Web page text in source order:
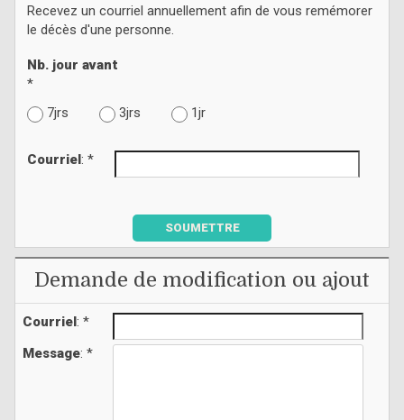
Recevez un courriel annuellement afin de vous remémorer
le décès d'une personne.
Nb. jour avant
*
7jrs
3jrs 1jr
Courriel : *
SOUMETTRE
Demande de modification ou ajout
Courriel: *
Message: *